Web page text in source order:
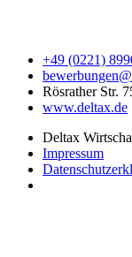
+49 (0221)
Rösrather Str.
www.deltax.de
Deltax
Impressum